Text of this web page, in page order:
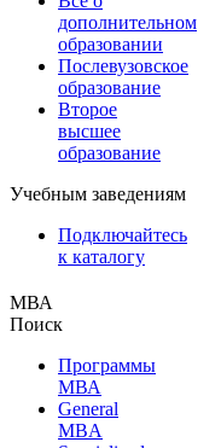
дополнительном
образовании
Послевузовское
образование
Второе
высшее
образование
Учебным заведениям
Подключайтесь
к каталогу
МВА
Поиск
Программы
МВА
General
MBA